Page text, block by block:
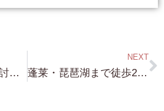
琵琶湖別荘・売却検討中の方・琵琶湖別荘・長年利用されていない方・是非とも！ お譲りください！・・・兎に角 琵琶湖に面している土地が欲しい（笑）
NEXT
蓬莱・琵琶湖まで徒歩2分・琵琶湖一望できる物件・ ご検討頂きありがとうございます！ 確かに 買受申込書 頂きました！